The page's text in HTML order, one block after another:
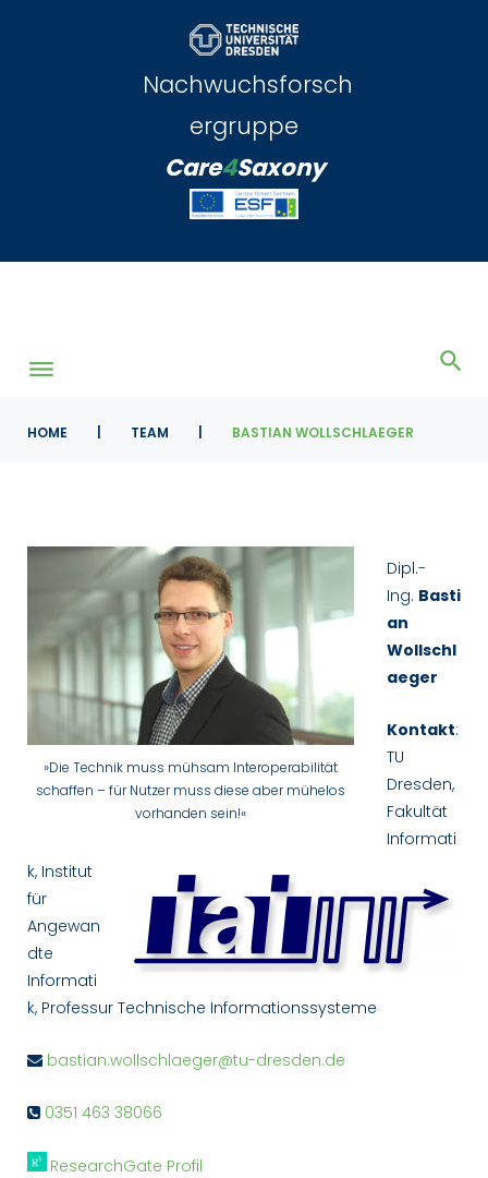
Nachwuchsforsch
ergruppe
Care4Saxony
HOME TEAM BASTIAN WOLLSCHLAEGER
Wollschlaeger
»Die Technik muss mühsam Interoperabilität
schaffen – für Nutzer muss diese aber mühelos
vorhanden sein!«
Dipl.-
Ing. Basti
an
Wollschl
aeger
Kontakt:
TU
Dresden,
Fakultät
Informati
k, Institut
für
Angewan
dte
Informati
k, Professur Technische Informationssysteme
bastian.wollschlaeger@tu-dresden.de
0351 463 38066
ResearchGate Profil